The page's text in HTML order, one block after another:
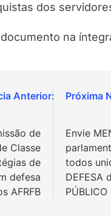
dos
na
de
Classe
de
defesa
AFRFB
Envie
todos
DEFESA
PÚBLICO